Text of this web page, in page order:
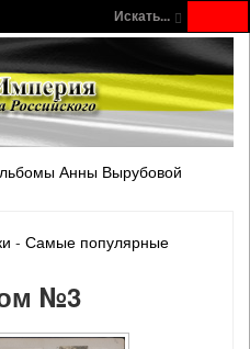
Искать...
Анны Вырубовой
- Самые популярные
№3